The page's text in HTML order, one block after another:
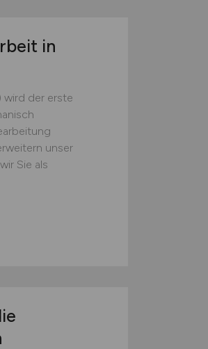
in
wird der erste
unser
Sie als